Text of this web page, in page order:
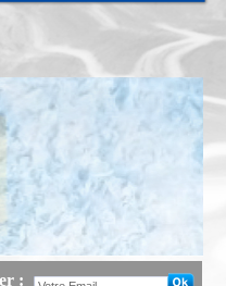
Chaud / Froid : Lancement du
: